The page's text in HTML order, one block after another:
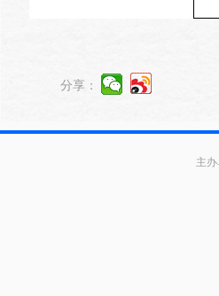
分享：
主